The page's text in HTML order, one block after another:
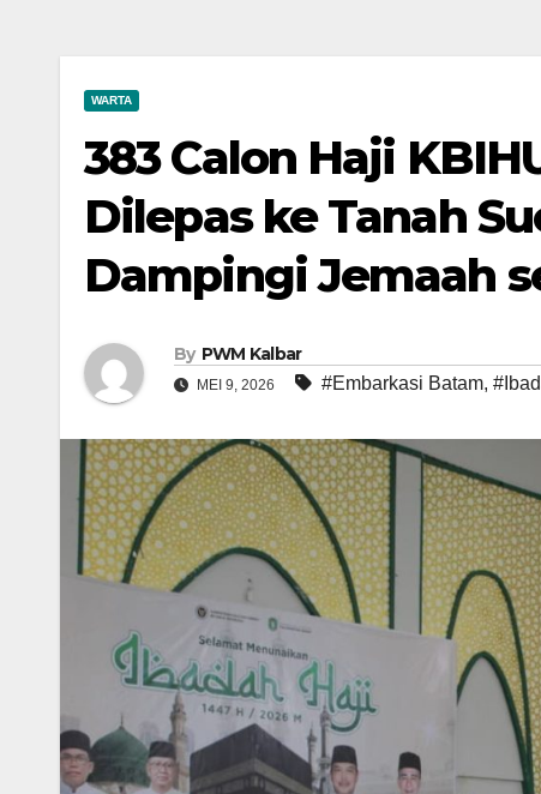
WARTA
383 Calon Haji
Dilepas ke Tanah
Dampingi Jemaah
By PWM Kalbar
MEI 9, 2026 #Embarkasi Batam,